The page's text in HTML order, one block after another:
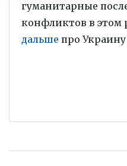
гуманитарные
конфликтов в этом
дальше про